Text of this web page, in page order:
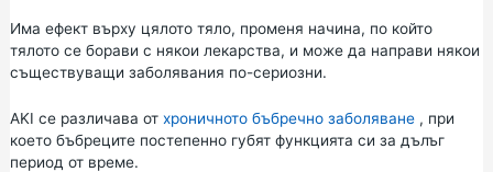
Има ефект върху цялото тяло, променя начина, по който
тялото се борави с някои лекарства, и може да направи някои
съществуващи заболявания по-сериозни.
AKI се различава от хроничното бъбречно заболяване, при
което бъбреците постепенно губят функцията си за дълъг
период от време.